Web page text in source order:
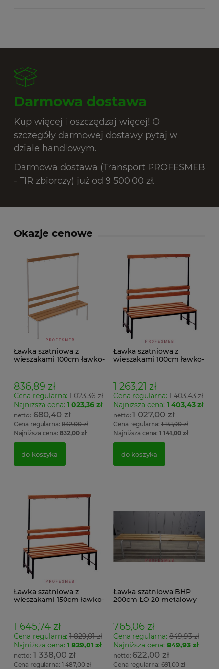
Darmowa dostawa
Kup więcej i oszczędzaj więcej! O
szczegóły darmowej dostawy pytaj w
dziale handlowym.
Darmowa dostawa (Transport PROFESMEB
- TIR zbiorczy) już od 9 500,00 zł.
Okazje cenowe
Ławka szatniowa z
wieszakami 100cm ławko-
836,89 zł
Cena regularna: 1 023,36 zł
Najniższa cena: 1 023,36 zł
680,40 zł
Cena regularna: 832,00 zł
Najniższa cena: 832,00 zł
do koszyka
Ławka szatniowa z
wieszakami 100cm ławko-
1 263,21 zł
Cena regularna:1 403,43 zł
Najniższa cena: 1 403,43 zł
1 027,00 zł
Cena regularna:1 141,00 zł
Najniższa cena: 1 141,00 zł
do koszyka
Ławka szatniowa z
wieszakami 150cm ławko-
1 645,74 zł
Cena regularna: 1 829,01 zł
Najniższa cena: 1 829,01 zł
1 338,00 zł
Cena regularna: 1 487,00 zł
Ławka szatniowa BHP
200cm ŁO 20 metalowy
765,06 zł
Cena regularna:849,93 zł
Najniższa cena: 849,93 zł
622,00 zł
Cena regularna:691,00 zł